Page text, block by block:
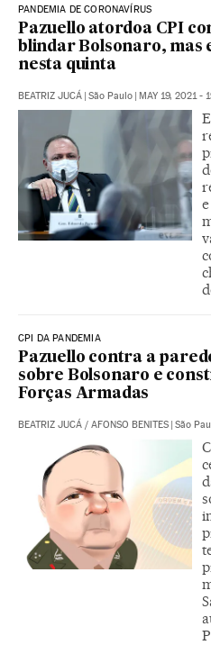
PANDEMIA DE CORONAVÍRUS
Pazuello atordoa CPI
blindar Bolsonaro, mas
nesta quinta
BEATRIZ JUCÁ | São Paulo | MAY 19, 2021 -
CPI DA PANDEMIA
Pazuello contra a
sobre Bolsonaro e
Forças Armadas
BEATRIZ JUCÁ / AFONSO BENITES | São